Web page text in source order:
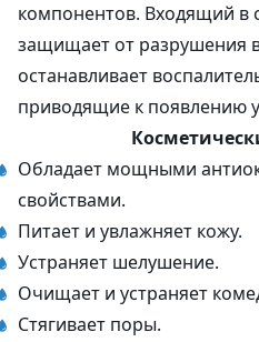
компонентов. Входящий в
защищает от разрушения
останавливает
приводящие к появлению
Обладает мощными
свойствами.
Питает и увлажняет кожу.
Устраняет шелушение.
Очищает и устраняет
Стягивает поры.